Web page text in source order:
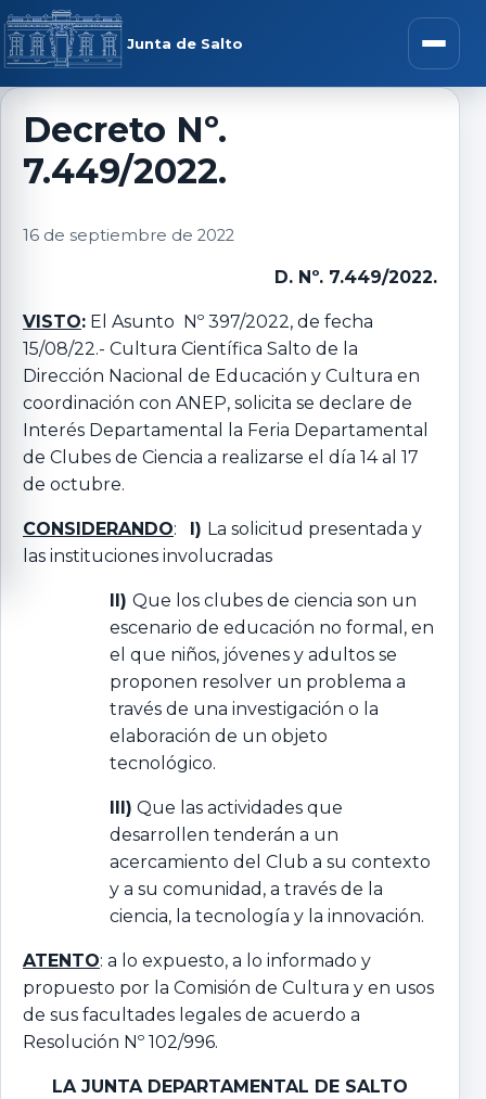
Saltar al contenido
Junta de Salto Abrir
menú
Decreto Nº.
7.449/2022.
16 de septiembre de 2022
D. Nº. 7.449/2022.
VISTO: El Asunto Nº 397/2022, de fecha
15/08/22.- Cultura Científica Salto de la
Dirección Nacional de Educación y Cultura en
coordinación con ANEP, solicita se declare de
Interés Departamental la Feria Departamental
de Clubes de Ciencia a realizarse el día 14 al 17
de octubre.
CONSIDERANDO: I) La solicitud presentada y
las instituciones involucradas
II) Que los clubes de ciencia son un
escenario de educación no formal, en
el que niños, jóvenes y adultos se
proponen resolver un problema a
través de una investigación o la
elaboración de un objeto
tecnológico.
III) Que las actividades que
desarrollen tenderán a un
acercamiento del Club a su contexto
y a su comunidad, a través de la
ciencia, la tecnología y la innovación.
ATENTO: a lo expuesto, a lo informado y
propuesto por la Comisión de Cultura y en usos
de sus facultades legales de acuerdo a
Resolución Nº 102/996.
LA JUNTA DEPARTAMENTAL DE SALTO